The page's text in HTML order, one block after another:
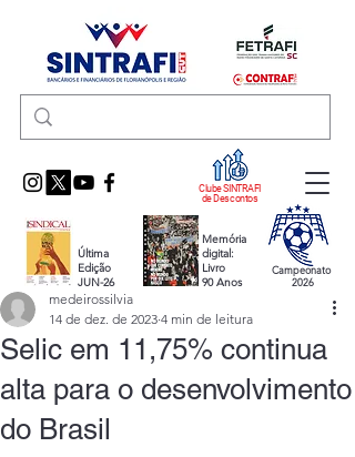
Clube SINTRAFI
de Descontos
Última
Edição
JUN-26
Memória
digital:
Livro
90 Anos
Campeonato
2026
Selic em 11,75% continua
alta para o desenvolvimento
do Brasil
medeirossilvia
14 de dez. de 2023 4 min de leitura